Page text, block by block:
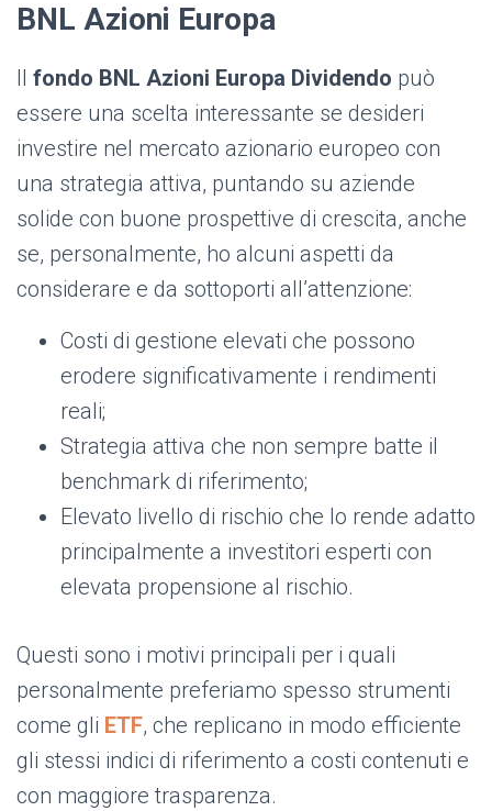
BNL Azioni Europa
Il fondo BNL Azioni Europa Dividendo può
essere una scelta interessante se desideri
investire nel mercato azionario europeo con
una strategia attiva, puntando su aziende
solide con buone prospettive di crescita, anche
se, personalmente, ho alcuni aspetti da
considerare e da sottoporti all’attenzione:
Costi di gestione elevati che possono
erodere significativamente i rendimenti
reali;
Strategia attiva che non sempre batte il
benchmark di riferimento;
Elevato livello di rischio che lo rende adatto
principalmente a investitori esperti con
elevata propensione al rischio.
Questi sono i motivi principali per i quali
personalmente preferiamo spesso strumenti
come gli ETF, che replicano in modo efficiente
gli stessi indici di riferimento a costi contenuti e
con maggiore trasparenza.